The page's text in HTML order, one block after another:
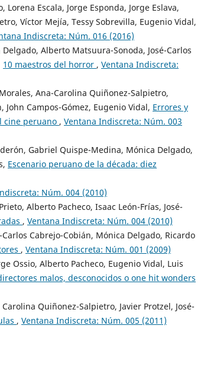
Escala, Jorge Esponda, Jorge Eslava,
Víctor Mejía, Tessy Sobrevilla, Eugenio Vidal,
Indiscreta: Núm. 016 (2016)
Alberto Matsuura-Sonoda, José-Carlos
10 maestros del horror , Ventana Indiscreta:
Ana-Carolina Quiñonez-Salpietro,
Campos-Gómez, Eugenio Vidal, Errores y
cine peruano , Ventana Indiscreta: Núm. 003
Gabriel Quispe-Medina, Mónica Delgado,
Escenario peruano de la década: diez
Núm. 004 (2010)
Alberto Pacheco, Isaac León-Frías, José-
, Ventana Indiscreta: Núm. 004 (2010)
Cabrejo-Cobián, Mónica Delgado, Ricardo
, Ventana Indiscreta: Núm. 001 (2009)
Ossio, Alberto Pacheco, Eugenio Vidal, Luis
malos, desconocidos o one hit wonders
Quiñonez-Salpietro, Javier Protzel, José-
, Ventana Indiscreta: Núm. 005 (2011)